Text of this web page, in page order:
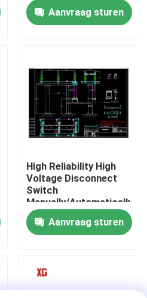
van de luchtlading
machtsdistributie
Terms Product
Aanvraag sturen
High Reliability High
Voltage Disconnect
Switch
Manually/Automatically
Operated 3 Units for 1
Set EXW Trade Terms
Aanvraag sturen